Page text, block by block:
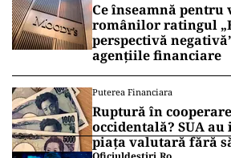
Ce înseamnă pentru
românilor ratingul
perspectivă
agențiile financiare
Puterea Financiara
Ruptură în
occidentală? SUA
piața valutară fără